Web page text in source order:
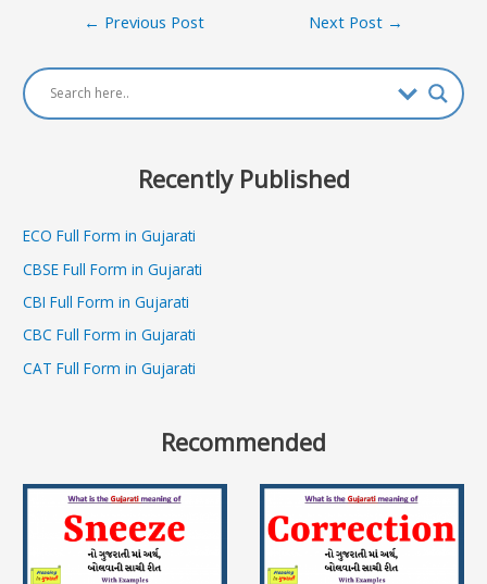
Post
← Previous Post Next Post →
Recently Published
ECO Full Form in Gujarati
CBSE Full Form in Gujarati
CBI Full Form in Gujarati
CBC Full Form in Gujarati
CAT Full Form in Gujarati
Recommended